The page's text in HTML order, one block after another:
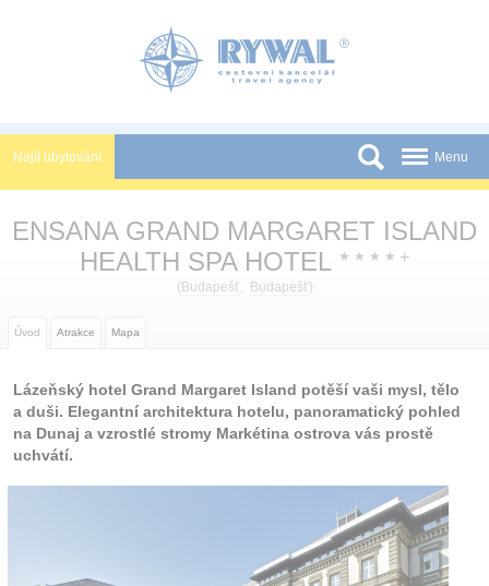
Najít ubytování
Slevy a Last Minute
Tištěné katalogy
Kontakt
Menu
ENSANA GRAND MARGARET ISLAND
HEALTH SPA HOTEL ★ ★ ★ ★ +
( Budapešť, Budapešť)
Úvod Atrakce Mapa
Lázeňský hotel Grand Margaret Island potěší vaši mysl, tělo
a duši. Elegantní architektura hotelu, panoramatický pohled
na Dunaj a vzrostlé stromy Markétina ostrova vás prostě
uchvátí.